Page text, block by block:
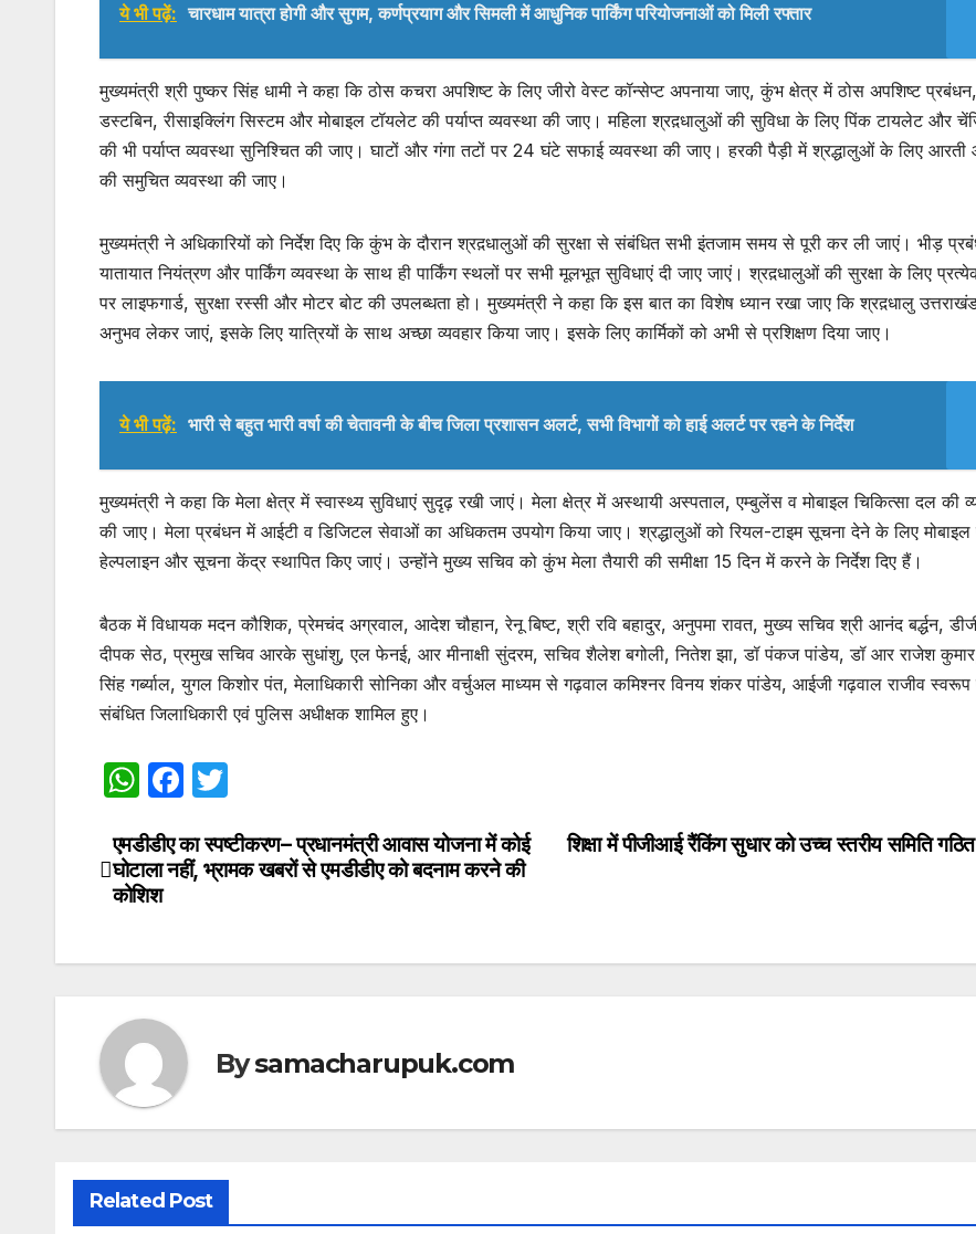
ये भी पढ़ें: चारधाम यात्रा होगी और सुगम, कर्णप्रयाग और सिमली में आधुनिक पार्किंग परियोजनाओं को मिली रफ्तार
मुख्यमंत्री श्री पुष्कर सिंह धामी ने कहा कि ठोस कचरा अपशिष्ट के लिए जीरो वेस्ट कॉन्सेप्ट अपनाया जाए, कुंभ क्षेत्र में ठोस अपशिष्ट प्रबंधन,
डस्टबिन, रीसाइक्लिंग सिस्टम और मोबाइल टॉयलेट की पर्याप्त व्यवस्था की जाए। महिला श्रद़धालुओं की सुविधा के लिए पिंक टायलेट और
की भी पर्याप्त व्यवस्था सुनिश्चित की जाए। घाटों और गंगा तटों पर 24 घंटे सफाई व्यवस्था की जाए। हरकी पैड़ी में श्रद्धालुओं के लिए
की समुचित व्यवस्था की जाए।
मुख्यमंत्री ने अधिकारियों को निर्देश दिए कि कुंभ के दौरान श्रद़धालुओं की सुरक्षा से संबंधित सभी इंतजाम समय से पूरी कर ली जाएं। भीड़
यातायात नियंत्रण और पार्किंग व्यवस्था के साथ ही पार्किंग स्थलों पर सभी मूलभूत सुविधाएं दी जाए जाएं। श्रद़धालुओं की सुरक्षा के लिए
पर लाइफगार्ड, सुरक्षा रस्सी और मोटर बोट की उपलब्धता हो। मुख्यमंत्री ने कहा कि इस बात का विशेष ध्यान रखा जाए कि श्रद़धालु
अनुभव लेकर जाएं, इसके लिए यात्रियों के साथ अच्छा व्यवहार किया जाए। इसके लिए कार्मिकों को अभी से प्रशिक्षण दिया जाए।
ये भी पढ़ें: भारी से बहुत भारी वर्षा की चेतावनी के बीच जिला प्रशासन अलर्ट, सभी विभागों को हाई अलर्ट पर रहने के निर्देश
मुख्यमंत्री ने कहा कि मेला क्षेत्र में स्वास्थ्य सुविधाएं सुदृढ़ रखी जाएं। मेला क्षेत्र में अस्थायी अस्पताल, एम्बुलेंस व मोबाइल चिकित्सा दल की
की जाए। मेला प्रबंधन में आईटी व डिजिटल सेवाओं का अधिकतम उपयोग किया जाए। श्रद्धालुओं को रियल-टाइम सूचना देने के लिए मोबाइल
हेल्पलाइन और सूचना केंद्र स्थापित किए जाएं। उन्होंने मुख्य सचिव को कुंभ मेला तैयारी की समीक्षा 15 दिन में करने के निर्देश दिए हैं।
बैठक में विधायक मदन कौशिक, प्रेमचंद अग्रवाल, आदेश चौहान, रेनू बिष्ट, श्री रवि बहादुर, अनुपमा रावत, मुख्य सचिव श्री आनंद बर्द्धन,
दीपक सेठ, प्रमुख सचिव आरके सुधांशु, एल फेनई, आर मीनाक्षी सुंदरम, सचिव शैलेश बगोली, नितेश झा, डॉ पंकज पांडेय, डॉ आर राजेश
सिंह गर्ब्याल, युगल किशोर पंत, मेलाधिकारी सोनिका और वर्चुअल माध्यम से गढ़वाल कमिश्नर विनय शंकर पांडेय, आईजी गढ़वाल राजीव स्वरूप
संबंधित जिलाधिकारी एवं पुलिस अधीक्षक शामिल हुए।
W
at
s
p
F
c
e
o
itt
er
Post
navigation
शिक्षा में पीजीआई रैंकिंग सुधार को उच्च स्तरीय समिति गठित
एमडीडीए का स्पष्टीकरण– प्रधानमंत्री आवास योजना में कोई
घोटाला नहीं, भ्रामक खबरों से एमडीडीए को बदनाम करने की
कोशिश
Bysamacharupuk.com
Related Post